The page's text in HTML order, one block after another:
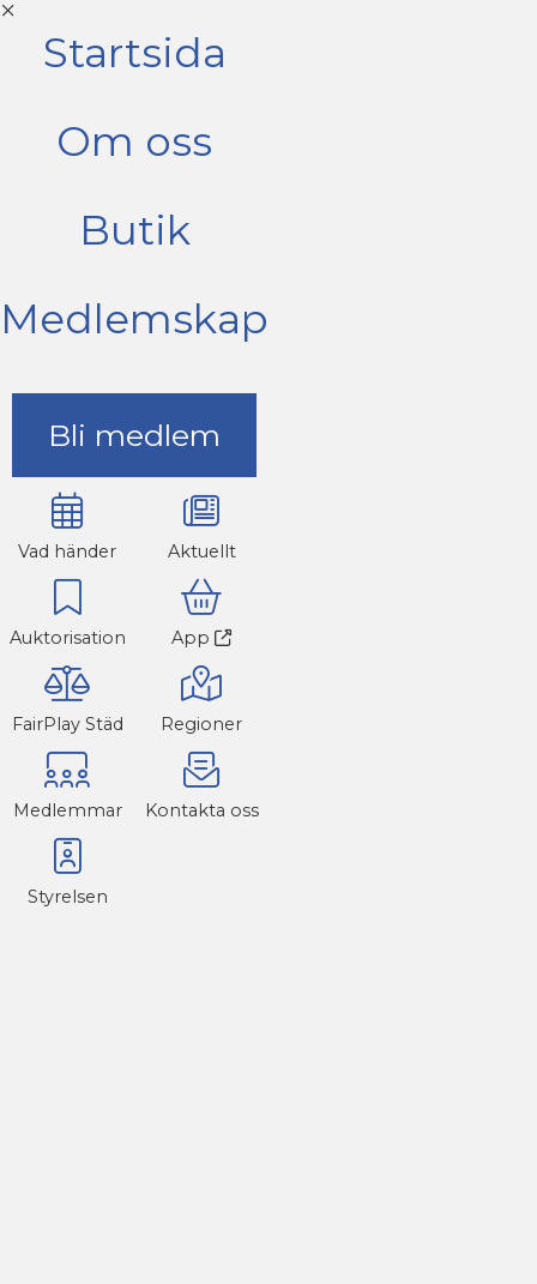
Startsida
Om oss
Butik
Medlemskap
Bli medlem
Vad händer Aktuellt
Auktorisation App
FairPlay Städ Regioner
Medlemmar Kontakta oss
Styrelsen